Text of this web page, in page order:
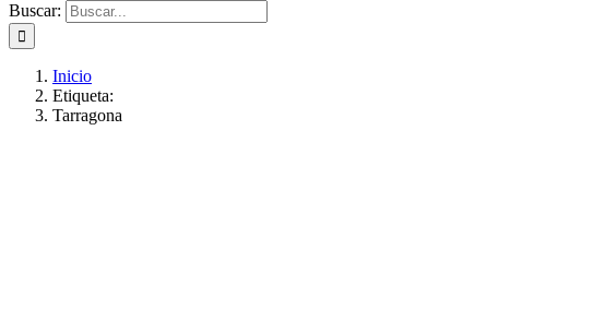
Buscar:
Inicio
Etiqueta:
Tarragona